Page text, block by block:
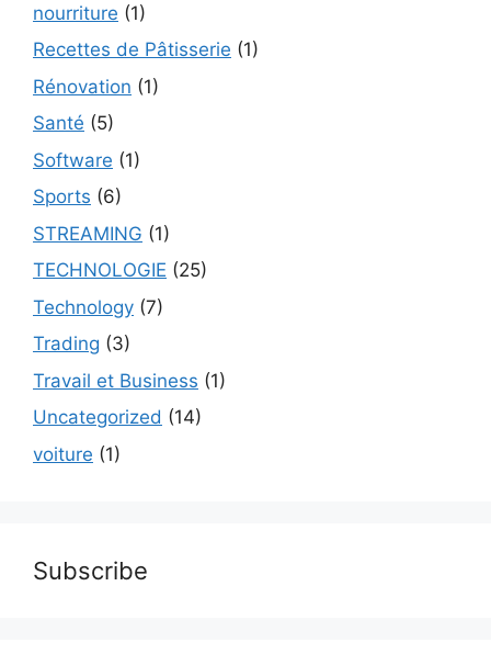
nourriture (1)
Recettes de Pâtisserie (1)
Rénovation (1)
Santé (5)
Software (1)
Sports (6)
STREAMING (1)
TECHNOLOGIE (25)
Technology (7)
Trading (3)
Travail et Business (1)
Uncategorized (14)
voiture (1)
Subscribe